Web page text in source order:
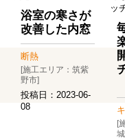
浴室の寒さが
改善した内窓
断熱
[施工エリア：筑紫
野市]
投稿日： 2023-06-
08
[